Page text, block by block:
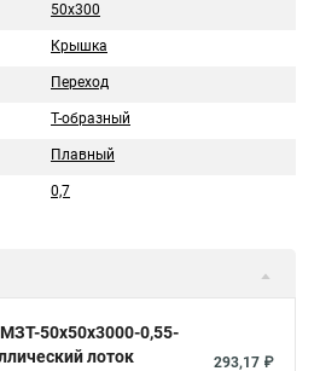
50х300
Крышка
Переход
Т-образный
Плавный
0,7
50х50х3000-0,55-
лоток
293,17 ₽